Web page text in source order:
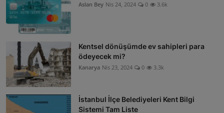
Aslan Bey Nis 24, 2024 0 3.6k
Kentsel dönüşümde ev sahipleri para
ödeyecek mi?
Kanarya Nis 23, 2024 0 3.3k
İstanbul İlçe Belediyeleri Kent Bilgi
Sistemi Tam Liste